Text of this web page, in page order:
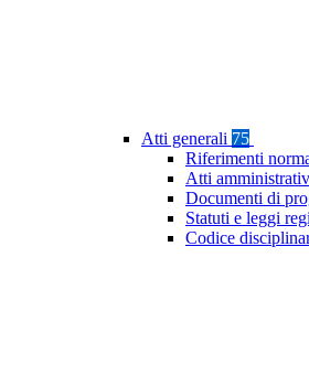
Atti generali 75
Riferimenti
Atti
Documenti di
Statuti e leggi
Codice